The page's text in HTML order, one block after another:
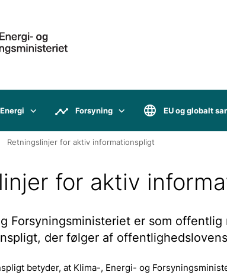
Energi Forsyning EU og globalt
Retningslinjer for aktiv informationspligt
for aktiv
Forsyningsministeriet er som
der følger af offentlighedslovens
betyder, at Klima-, Energi- og